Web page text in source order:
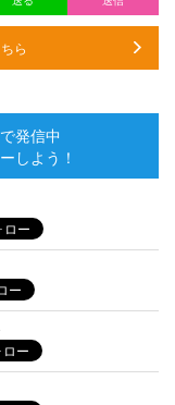
ら
発信中
しよう！